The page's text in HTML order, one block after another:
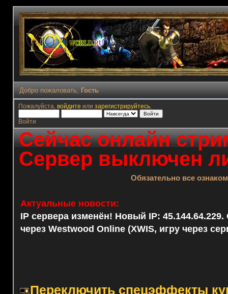
Добро пожаловать, Гость
Пожалуйста, войдите или зарегистрируйтесь.
Войти
Сейчас онлайн
Сервер выключен
Обязательно все
Актуальные новости:
IP сервера изменён! Новый IP: 45.144.64.229.
через Westwood Online (XWIS, игру через
Переключить спецэффекты